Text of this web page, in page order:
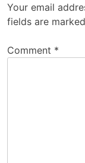
Your email
fields are marked
Comment *